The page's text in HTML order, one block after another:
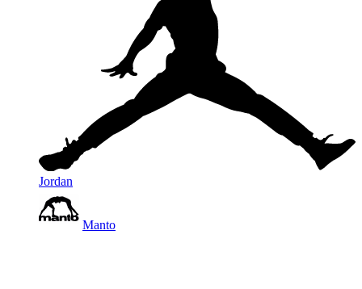
Jordan
Manto